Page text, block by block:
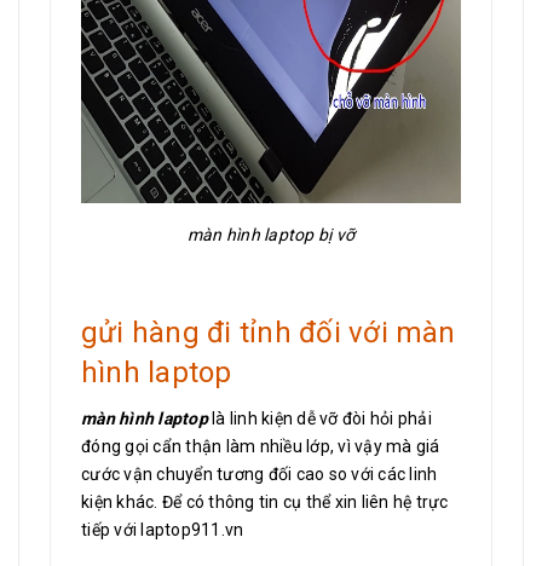
màn hình laptop bị vỡ
gửi hàng đi tỉnh đối với màn
hình laptop
màn hình laptoplà linh kiện dễ vỡ đòi hỏi phải
đóng gọi cẩn thận làm nhiều lớp, vì vậy mà giá
cước vận chuyển tương đối cao so với các linh
kiện khác. Để có thông tin cụ thể xin liên hệ trực
tiếp với laptop911.vn